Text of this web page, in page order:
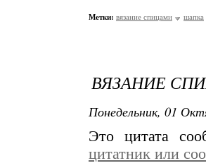
Метки: вязание спицами шапка
ВЯЗАНИЕ
Понедельник, 01
Это цитата
цитатник или